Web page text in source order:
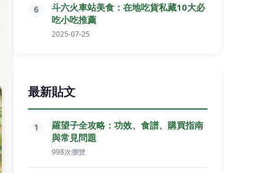
6
斗六火車站美食：在地吃貨私藏10大必
吃小吃推薦
2025-07-25
最新貼文
1
羅望子全攻略：功效、食譜、購買指南
與常見問題
998次瀏覽